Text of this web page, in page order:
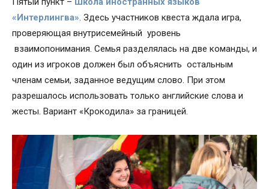
«Интерлингва» . Здесь участников квеста ждала игра,
проверяющая внутрисемейный уровень
взаимопонимания. Семья разделялась на две команды, и
один из игроков должен был объяснить остальным
членам семьи, заданное ведущим слово. При этом
разрешалось использовать только английские слова и
жесты. Вариант «Крокодила» за границей.